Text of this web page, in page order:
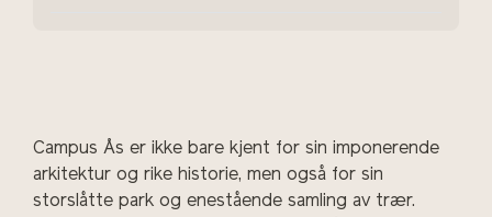
Campus Ås er ikke bare kjent for sin imponerende
arkitektur og rike historie, men også for sin
storslåtte park og enestående samling av trær.